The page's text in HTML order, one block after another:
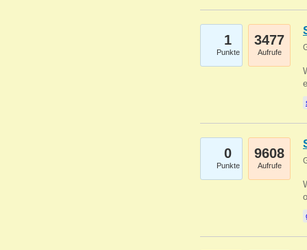
1
Punkte
3477
Aufrufe
0
Punkte
9608
Aufrufe